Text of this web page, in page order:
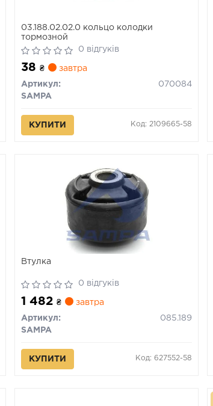
03.188.02.02.0 кольцо колодки
тормозной
0 відгуків
38₴ завтра
Артикул:
070084
SAMPA
КУПИТИ Код: 2109665-58
Втулка
0 відгуків
1 482₴ завтра
Артикул:
085.189
SAMPA
КУПИТИ Код: 627552-58